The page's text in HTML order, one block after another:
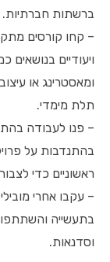
ברשתות חברתיות.
– קחו קורסים
ויעודיים בנושאים
ומאסטרינג או
תלת מימדי.
– פנו לעבודה
בהתנדבות על
ראשוניים כדי לצבור
– עקבו אחרי
בתעשייה
וסדנאות.